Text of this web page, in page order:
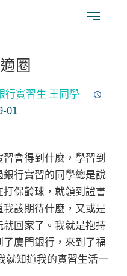
圈
行實習生 王同學
01
會得到什麼，學習到
行實習的同學總是說
保齡球，就領到證書
該期待什麼，又或是
回家了。我就是抱持
廈門銀行，來到了福
就知道我的實習生活一